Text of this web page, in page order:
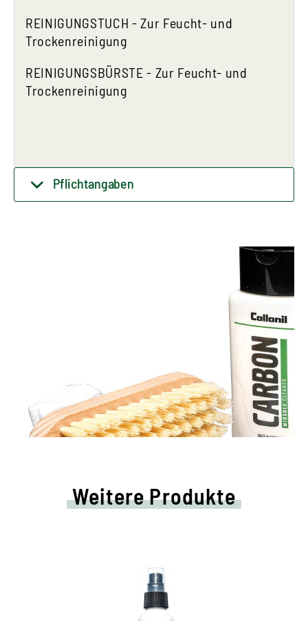
REINIGUNGSTUCH - Zur Feucht- und
Trockenreinigung
REINIGUNGSBÜRSTE - Zur Feucht- und
Trockenreinigung
Pflichtangaben
Weitere Produkte
Feuchtigkeitspflege für